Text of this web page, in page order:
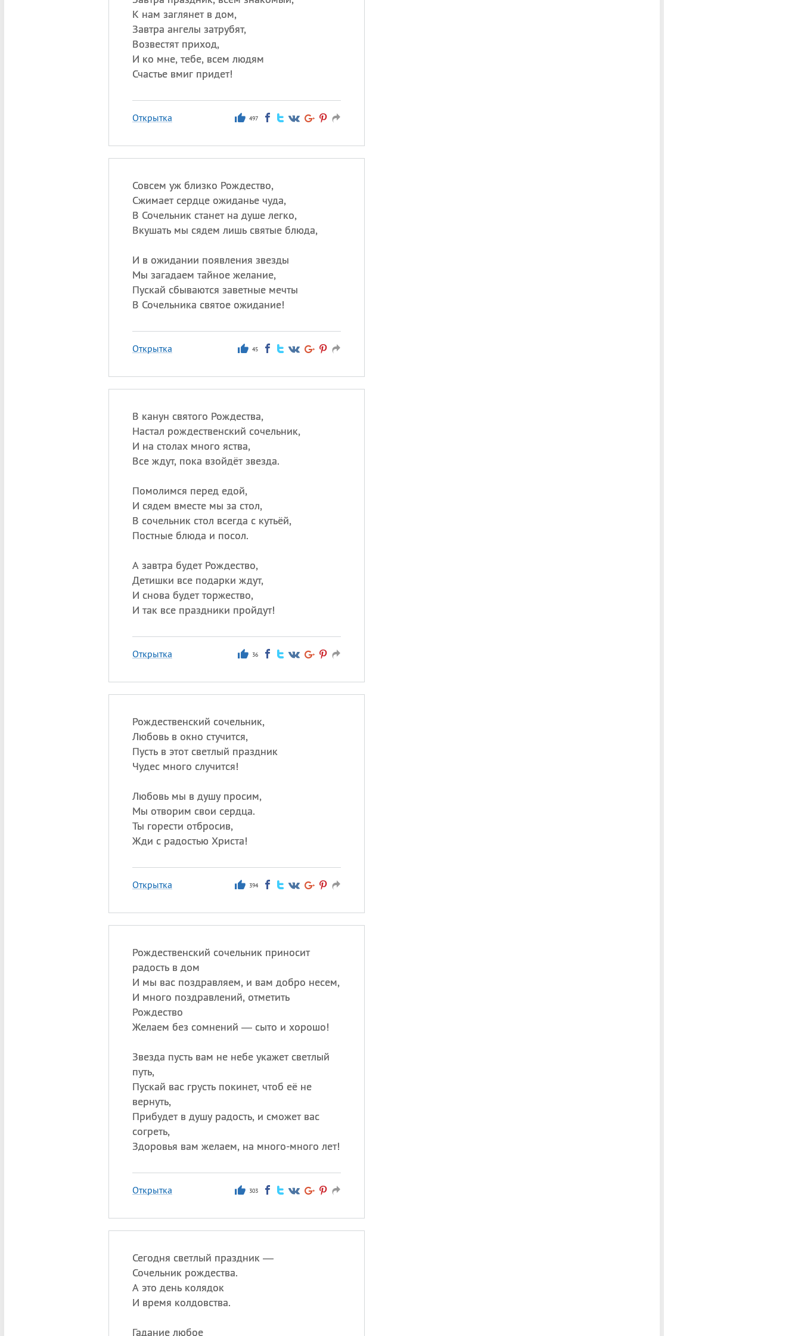
К нам заглянет в дом,
Завтра ангелы затрубят,
Возвестят приход,
И ко мне, тебе, всем людям
Счастье вмиг придет!
Открытка 497
Совсем уж близко Рождество,
Сжимает сердце ожиданье чуда,
В Сочельник станет на душе легко,
Вкушать мы сядем лишь святые блюда,
И в ожидании появления звезды
Мы загадаем тайное желание,
Пускай сбываются заветные мечты
В Сочельника святое ожидание!
Открытка 45
В канун святого Рождества,
Настал рождественский сочельник,
И на столах много яства,
Все ждут, пока взойдёт звезда.
Помолимся перед едой,
И сядем вместе мы за стол,
В сочельник стол всегда с кутьёй,
Постные блюда и посол.
А завтра будет Рождество,
Детишки все подарки ждут,
И снова будет торжество,
И так все праздники пройдут!
Открытка 36
Рождественский сочельник,
Любовь в окно стучится,
Пусть в этот светлый праздник
Чудес много случится!
Любовь мы в душу просим,
Мы отворим свои сердца.
Ты горести отбросив,
Жди с радостью Христа!
Открытка 394
Рождественский сочельник приносит
радость в дом
И мы вас поздравляем, и вам добро несем,
И много поздравлений, отметить
Рождество
Желаем без сомнений — сыто и хорошо!
Звезда пусть вам не небе укажет светлый
путь,
Пускай вас грусть покинет, чтоб её не
вернуть,
Прибудет в душу радость, и сможет вас
согреть,
Здоровья вам желаем, на много-много лет!
Открытка 303
Сегодня светлый праздник —
Сочельник рождества.
А это день колядок
И время колдовства.
Гадание любое